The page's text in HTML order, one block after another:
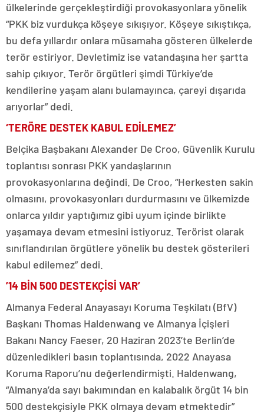
ülkelerinde gerçekleştirdiği provokasyonlara yönelik
“PKK biz vurdukça köşeye sıkışıyor. Köşeye sıkıştıkça,
bu defa yıllardır onlara müsamaha gösteren ülkelerde
terör estiriyor. Devletimiz ise vatandaşına her şartta
sahip çıkıyor. Terör örgütleri şimdi Türkiye’de
kendilerine yaşam alanı bulamayınca, çareyi dışarıda
arıyorlar” dedi.
‘TERÖRE DESTEK KABUL EDİLEMEZ’
Belçika Başbakanı Alexander De Croo, Güvenlik Kurulu
toplantısı sonrası PKK yandaşlarının
provokasyonlarına değindi. De Croo, “Herkesten sakin
olmasını, provokasyonları durdurmasını ve ülkemizde
onlarca yıldır yaptığımız gibi uyum içinde birlikte
yaşamaya devam etmesini istiyoruz. Terörist olarak
sınıflandırılan örgütlere yönelik bu destek gösterileri
kabul edilemez” dedi.
’14 BİN 500 DESTEKÇİSİ VAR’
Almanya Federal Anayasayı Koruma Teşkilatı (BfV)
Başkanı Thomas Haldenwang ve Almanya İçişleri
Bakanı Nancy Faeser, 20 Haziran 2023’te Berlin’de
düzenledikleri basın toplantısında, 2022 Anayasa
Koruma Raporu’nu değerlendirmişti. Haldenwang,
“Almanya’da sayı bakımından en kalabalık örgüt 14 bin
500 destekçisiyle PKK olmaya devam etmektedir”